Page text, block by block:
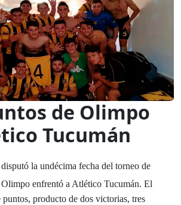
de Olimpo
Tucumán
la undécima fecha del torneo de
enfrentó a Atlético Tucumán. El
producto de dos victorias, tres